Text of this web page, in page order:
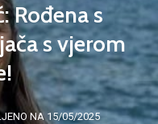
Rođena s
s vjerom
NA 15/05/2025